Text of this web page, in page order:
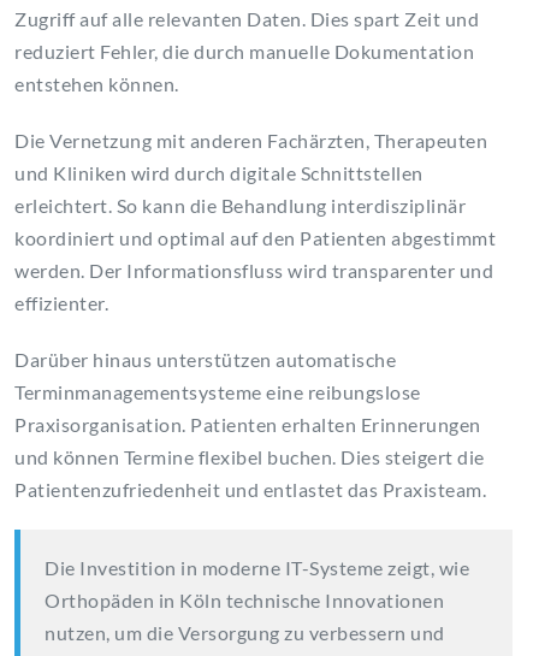
Zugriff auf alle relevanten Daten. Dies spart Zeit und
reduziert Fehler, die durch manuelle Dokumentation
entstehen können.
Die Vernetzung mit anderen Fachärzten, Therapeuten
und Kliniken wird durch digitale Schnittstellen
erleichtert. So kann die Behandlung interdisziplinär
koordiniert und optimal auf den Patienten abgestimmt
werden. Der Informationsfluss wird transparenter und
effizienter.
Darüber hinaus unterstützen automatische
Terminmanagementsysteme eine reibungslose
Praxisorganisation. Patienten erhalten Erinnerungen
und können Termine flexibel buchen. Dies steigert die
Patientenzufriedenheit und entlastet das Praxisteam.
Die Investition in moderne IT-Systeme zeigt, wie
Orthopäden in Köln technische Innovationen
nutzen, um die Versorgung zu verbessern und